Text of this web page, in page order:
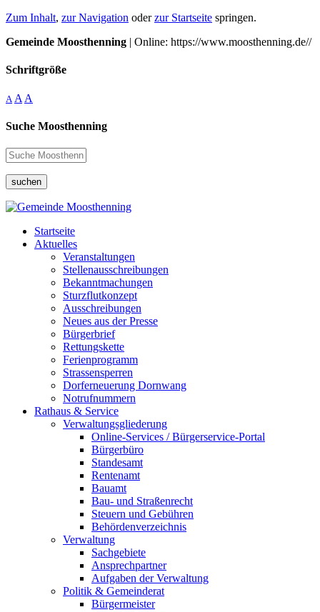
Zum Inhalt, zur Navigation oderzur Startseite springen.
Gemeinde Moosthenning | Online: https://www.moosthenning.de//
Schriftgröße
A A A
Suche Moosthenning
suchen
Startseite
Aktuelles
Veranstaltungen
Stellenausschreibungen
Bekanntmachungen
Sturzflutkonzept
Ausschreibungen
Neues aus der Presse
Bürgerbrief
Rettungskette
Ferienprogramm
Strassensperren
Dorferneuerung Dornwang
Notrufnummern
Rathaus & Service
Verwaltungsgliederung
Online-Services / Bürgerservice-Portal
Bürgerbüro
Standesamt
Rentenamt
Bauamt
Bau- und Straßenrecht
Steuern und Gebühren
Behördenverzeichnis
Verwaltung
Sachgebiete
Ansprechpartner
Aufgaben der Verwaltung
Politik & Gemeinderat
Bürgermeister